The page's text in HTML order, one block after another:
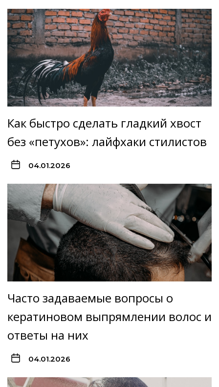
Как быстро сделать гладкий хвост
без «петухов»: лайфхаки стилистов
04.01.2026
Часто задаваемые вопросы о
кератиновом выпрямлении волос и
ответы на них
04.01.2026